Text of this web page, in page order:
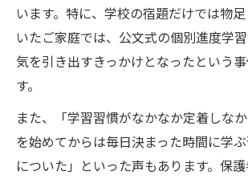
います。特に、学校の宿題だけでは物
いたご家庭では、公文式の個別進度学
気を引き出すきっかけとなったという
す。
また、「学習習慣がなかなか定着しな
を始めてからは毎日決まった時間に学
についた」といった声もあります。保